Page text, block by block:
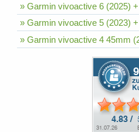
» Garmin vivoactive 6 (2025)
» Garmin vivoactive 5 (2023)
» Garmin vivoactive 4 45mm